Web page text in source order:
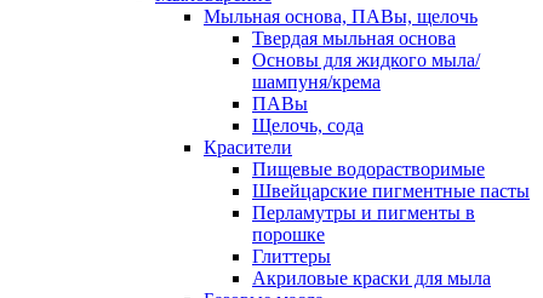
Мыльная основа, ПАВы, щелочь
Твердая мыльная основа
Основы для жидкого мыла/
шампуня/крема
ПАВы
Щелочь, сода
Красители
Пищевые водорастворимые
Швейцарские пигментные пасты
Перламутры и пигменты в
порошке
Глиттеры
Акриловые краски для мыла